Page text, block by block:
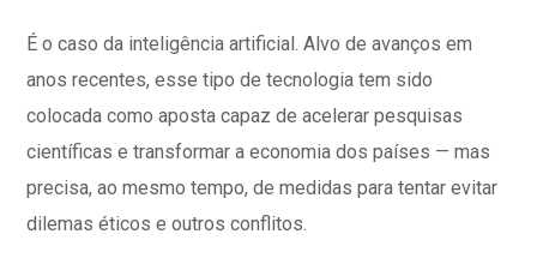
É o caso da inteligência artificial. Alvo de avanços em
anos recentes, esse tipo de tecnologia tem sido
colocada como aposta capaz de acelerar pesquisas
científicas e transformar a economia dos países — mas
precisa, ao mesmo tempo, de medidas para tentar evitar
dilemas éticos e outros conflitos.